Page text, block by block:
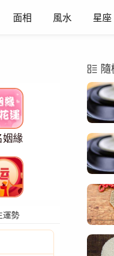
面相 風水 星座
姻緣
運勢
隨